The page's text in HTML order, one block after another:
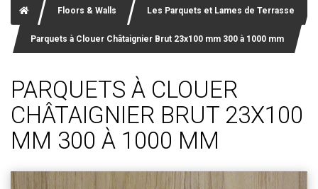
Floors & Walls Les Parquets et Lames de Terrasse
Parquets à Clouer Châtaignier Brut 23x100 mm 300 à 1000 mm
PARQUETS À CLOUER
CHÂTAIGNIER BRUT 23X100
MM 300 À 1000 MM